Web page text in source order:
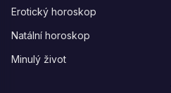
Erotický horoskop
Natální horoskop
Minulý život